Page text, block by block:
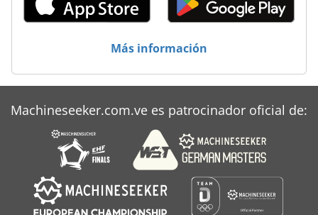
Más información
Machineseeker.com.ve es patrocinador oficial de: